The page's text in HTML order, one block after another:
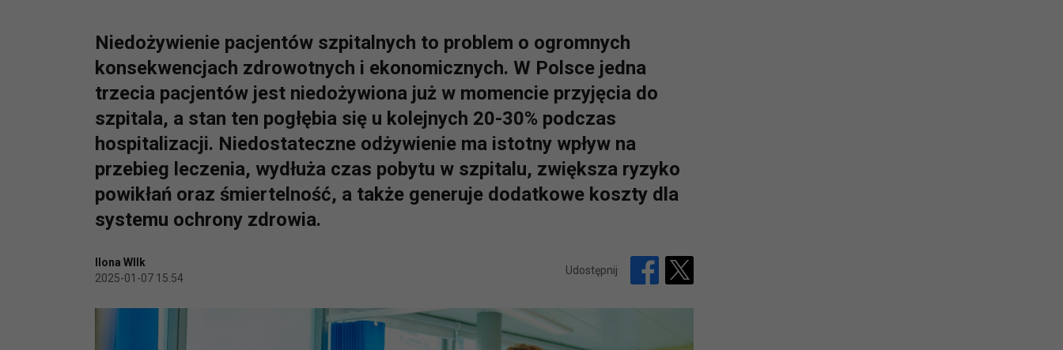
Niedożywienie pacjentów szpitalnych to problem o ogromnych
konsekwencjach zdrowotnych i ekonomicznych. W Polsce jedna
trzecia pacjentów jest niedożywiona już w momencie przyjęcia do
szpitala, a stan ten pogłębia się u kolejnych 20-30% podczas
hospitalizacji. Niedostateczne odżywienie ma istotny wpływ na
przebieg leczenia, wydłuża czas pobytu w szpitalu, zwiększa ryzyko
powikłań oraz śmiertelność, a także generuje dodatkowe koszty dla
systemu ochrony zdrowia.
Ilona WIlk
2025-01-07 15:54
Udostępnij